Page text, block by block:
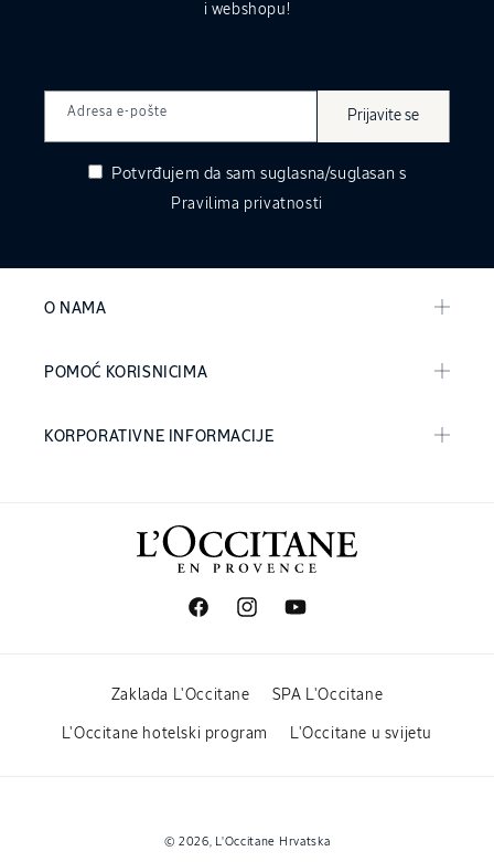
i webshopu!
Adresa e-pošte Prijavite se
Potvrđujem da sam suglasna/suglasan s
Pravilima privatnosti
O NAMA
POMOĆ KORISNICIMA
KORPORATIVNE INFORMACIJE
FacebookInstagramYouTube
Zaklada L'Occitane SPA L'Occitane
L'Occitane hotelski program L'Occitane u svijetu
© 2026, L'Occitane Hrvatska